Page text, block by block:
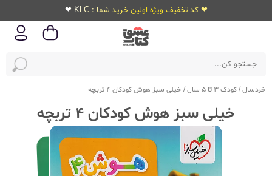
❤ کد تخفیف ویژه اولین خرید شما : KLC ❤
خردسال/کودک 3 تا 5 سال / خیلی سبز هوش کودکان 4 تربچه
خیلی سبز هوش کودکان 4 تربچه